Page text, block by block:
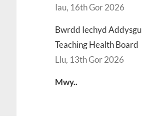
Iau, 16th Gor 2026
Bwrdd Iechyd Addysgu
Teaching Health Board
Llu, 13th Gor 2026
Mwy..